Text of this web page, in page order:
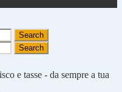
e tasse - da sempre a tua